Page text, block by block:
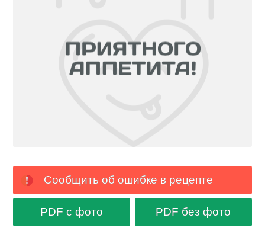
Сообщить об ошибке в рецепте
PDF с фото PDF без фото